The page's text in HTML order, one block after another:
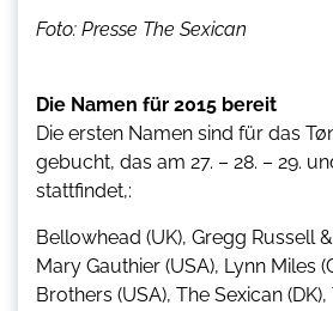
Foto: Presse The Sexican
Die Namen für 2015 bereit
Die ersten Namen sind für das
gebucht, das am 27. – 28. – 29.
stattfindet,:
Bellowhead (UK), Gregg Russell
Mary Gauthier (USA), Lynn Miles
Brothers (USA), The Sexican